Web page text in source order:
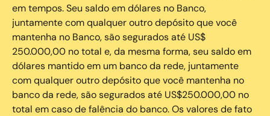
em tempos. Seu saldo em dólares no Banco,
juntamente com qualquer outro depósito que você
mantenha no Banco, são segurados até US$
250.000,00 no total e, da mesma forma, seu saldo em
dólares mantido em um banco da rede, juntamente
com qualquer outro depósito que você mantenha no
banco da rede, são segurados até US$250.000,00 no
total em caso de falência do banco. Os valores de fato